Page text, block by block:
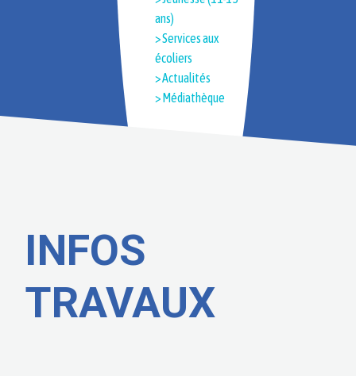
ans)
> Services aux
écoliers
> Actualités
> Médiathèque
INFOS
TRAVAUX